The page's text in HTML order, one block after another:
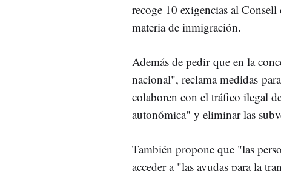
recoge 10 exigencias al
materia de inmigración.
Además de pedir que en la
nacional", reclama medidas
colaboren con el tráfico ilegal
autonómica" y eliminar las
También propone que "las
acceder a "las ayudas para la